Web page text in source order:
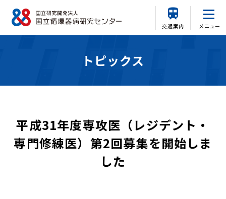
交通案内 メニュー
トピックス
平成31年度専攻医（レジデント・
専門修練医）第2回募集を開始しま
した